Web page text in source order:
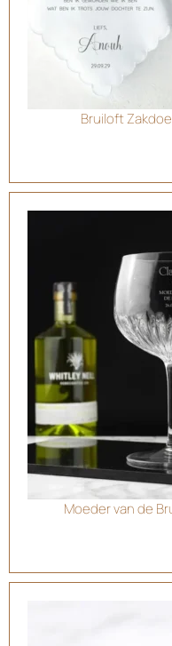
Bruiloft
Moeder van de